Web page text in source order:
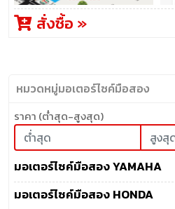
สั่งซื้อ »
หมวดหมู่มอเตอร์ไซค์มือสอง
ราคา (ต่ำสุด-สูงสุด)
มอเตอร์ไซค์มือสอง YAMAHA
มอเตอร์ไซค์มือสอง HONDA